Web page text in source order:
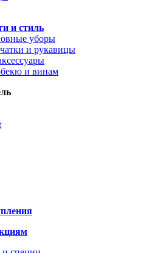
и стиль
уборы
и рукавицы
и винам